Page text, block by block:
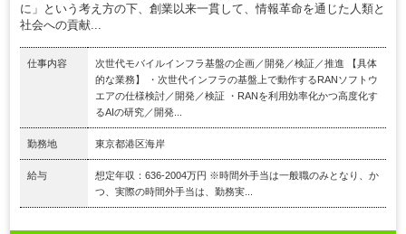
に」という考え方の下、創業以来一貫して、情報革命を通じた人類と
社会への貢献...
仕事内容
次世代モバイルインフラ基盤の企画／開発／検証／推進 【具体
的な業務】 ・次世代インフラの基盤上で動作するRANソフトウ
エアの仕様検討／開発／検証 ・RANを利用効率化かつ高度化す
るAIの研究／開発...
勤務地 東京都港区海岸
給与
想定年収：636-2004万円 ※時間外手当は一般職のみとなり、か
つ、実際の時間外手当は、勤務実...